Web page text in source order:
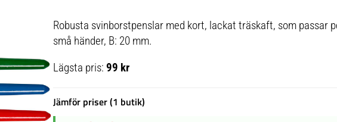
Robusta svinborstpenslar med kort, lackat träskaft, som passar
små händer, B: 20 mm.
Lägsta pris: 99 kr
Jämför priser (1 butik)